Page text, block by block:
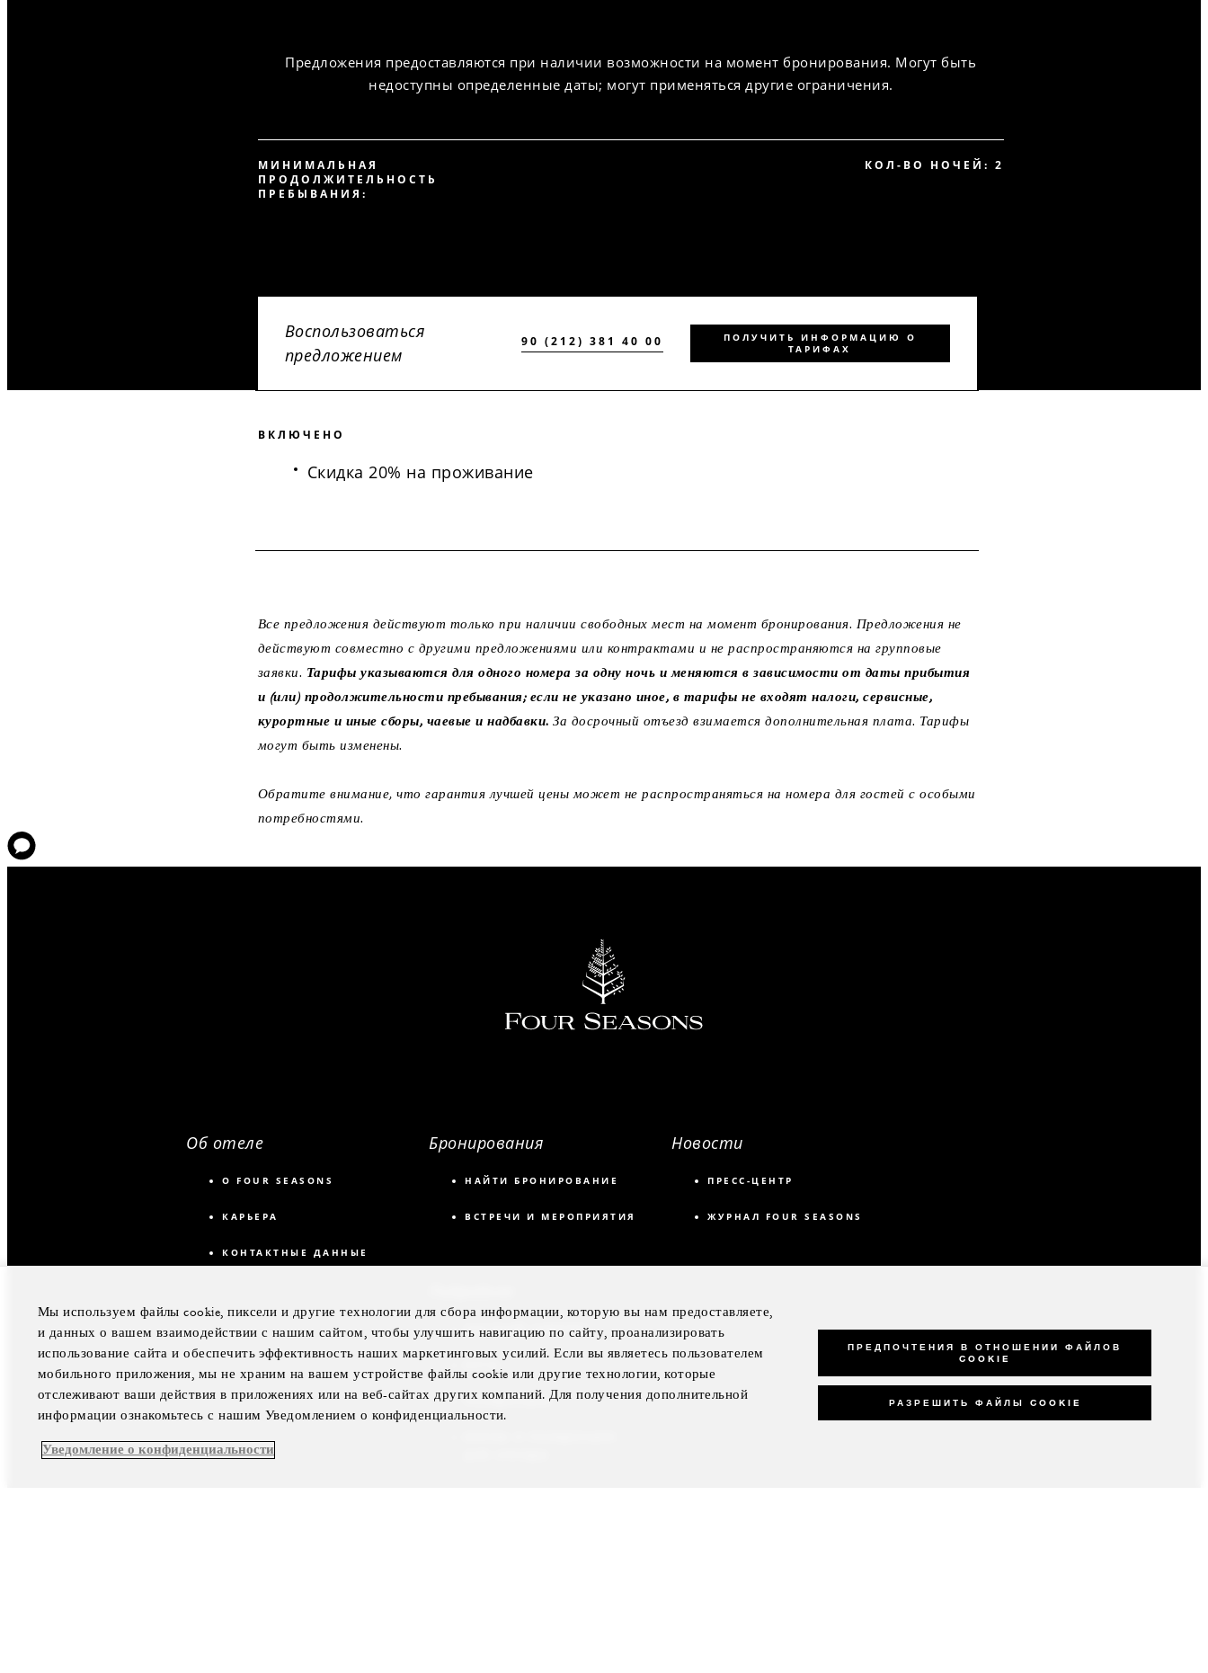
Предложения предоставляются при наличии возможности на момент бронирования. Могут быть
недоступны определенные даты; могут применяться другие ограничения.
МИНИМАЛЬНАЯ
ПРОДОЛЖИТЕЛЬНОСТЬ
ПРЕБЫВАНИЯ:
КОЛ-ВО НОЧЕЙ: 2
Воспользоваться
предложением
90 (212) 381 40 00
ПОЛУЧИТЬ ИНФОРМАЦИЮ О
ТАРИФАХ
ВКЛЮЧЕНО
Скидка 20% на проживание
Все предложения действуют только при наличии свободных мест на момент бронирования. Предложения не
действуют совместно с другими предложениями или контрактами и не распространяются на групповые
заявки. Тарифы указываются для одного номера за одну ночь и меняются в зависимости от даты прибытия
и (или) продолжительности пребывания; если не указано иное, в тарифы не входят налоги, сервисные,
курортные и иные сборы, чаевые и надбавки. За досрочный отъезд взимается дополнительная плата. Тарифы
могут быть изменены.
Обратите внимание, что гарантия лучшей цены может не распространяться на номера для гостей с особыми
потребностями.
Об отеле
О FOUR SEASONS
КАРЬЕРА
КОНТАКТНЫЕ ДАННЫЕ
Бронирования
НАЙТИ БРОНИРОВАНИЕ
ВСТРЕЧИ И МЕРОПРИЯТИЯ
Новости
ПРЕСС-ЦЕНТР
ЖУРНАЛ FOUR SEASONS
ЧАСТНЫЙ САМОЛЕТ
РЕЗИДЕНЦИИ
Мы используем файлы cookie, пиксели и другие технологии для сбора информации, которую вы нам предоставляете,
и данных о вашем взаимодействии с нашим сайтом, чтобы улучшить навигацию по сайту, проанализировать
использование сайта и обеспечить эффективность наших маркетинговых усилий. Если вы являетесь пользователем
мобильного приложения, мы не храним на вашем устройстве файлы cookie или другие технологии, которые
отслеживают ваши действия в приложениях или на веб-сайтах других компаний. Для получения дополнительной
информации ознакомьтесь с нашим Уведомлением о конфиденциальности.
Уведомление о конфиденциальности
ПРЕДПОЧТЕНИЯ В ОТНОШЕНИИ ФАЙЛОВ
COOKIE
РАЗРЕШИТЬ ФАЙЛЫ COOKIE